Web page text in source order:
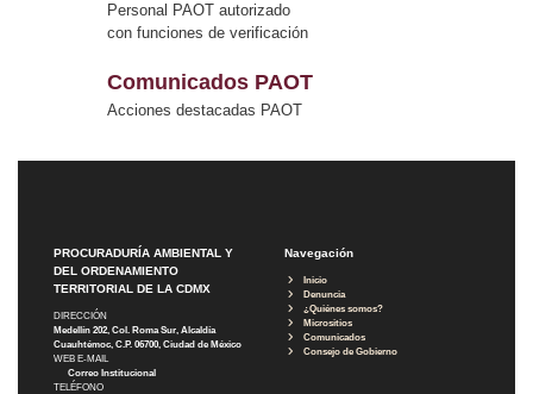
Personal PAOT autorizado
con funciones de verificación
Comunicados PAOT
Acciones destacadas PAOT
PROCURADURÍA AMBIENTAL Y
DEL ORDENAMIENTO
TERRITORIAL DE LA CDMX
DIRECCIÓN
Medellín 202, Col. Roma Sur, Alcaldía
Cuauhtémoc, C.P. 06700, Ciudad de México
WEB E-MAIL
Correo Institucional
TELÉFONO
Navegación
Inicio
Denuncia
¿Quiénes somos?
Micrositios
Comunicados
Consejo de Gobierno